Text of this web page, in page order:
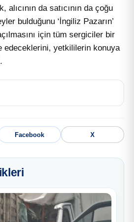
da satıcının da çoğu
bulduğunu ‘İngiliz Pazarın’
için tüm sergiciler bir
edeceklerini, yetkililerin konuya
Facebook X